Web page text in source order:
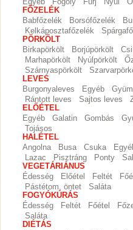
Egyéb Fogoly Fürj Nyúl
FŐZELÉK
Babfőzelék
Borsófőzelék
Kelkáposztafőzelék
PÖRKÖLT
Birkapörkölt
Borjúpörkölt
Marhapörkölt
Nyúlpörkölt
Szárnyaspörkölt
LEVES
Burgonyaleves
Egyéb
Rántott leves
Sajtos leves
ELŐÉTEL
Egyéb
Galatin Gombás
Tojásos
HALÉTEL
Angolna
Busa Csuka
Lazac
Pisztráng Ponty
VEGETÁRIÁNUS
Édesség
Előétel Feltét
Pástétom, öntet
Saláta
FOGYÓKÚRÁS
Édesség
Feltét Főétel
Saláta
DIÉTÁS